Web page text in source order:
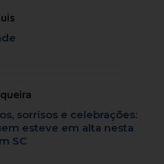
sorrisos e celebrações:
esteve em alta nesta
SC